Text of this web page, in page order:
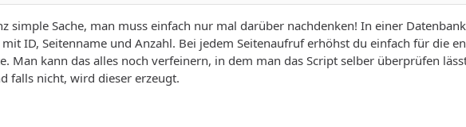
simple Sache, man muss einfach nur mal darüber nachdenken! In einer
mit ID, Seitenname und Anzahl. Bei jedem Seitenaufruf erhöhst du einfach für die
Man kann das alles noch verfeinern, in dem man das Script selber überprüfen
falls nicht, wird dieser erzeugt.